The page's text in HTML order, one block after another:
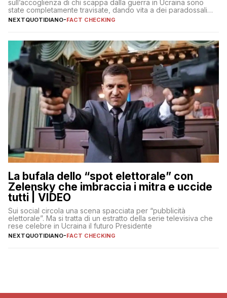
sull’accoglienza di chi scappa dalla guerra in Ucraina sono
state completamente travisate, dando vita a dei paradossali
falsi che girano sui social
NEXTQUOTIDIANO-FACT CHECKING
La bufala dello “spot elettorale” con
Zelensky che imbraccia i mitra e uccide
tutti | VIDEO
Sui social circola una scena spacciata per “pubblicità
elettorale”. Ma si tratta di un estratto della serie televisiva che
rese celebre in Ucraina il futuro Presidente
NEXTQUOTIDIANO-FACT CHECKING